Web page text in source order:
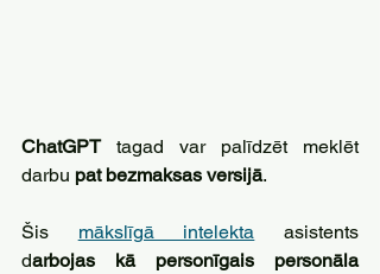
ChatGPT tagad var palīdzēt meklēt
darbu pat bezmaksas versijā.
Šis mākslīgā intelekta asistents
darbojas kā personīgais personāla